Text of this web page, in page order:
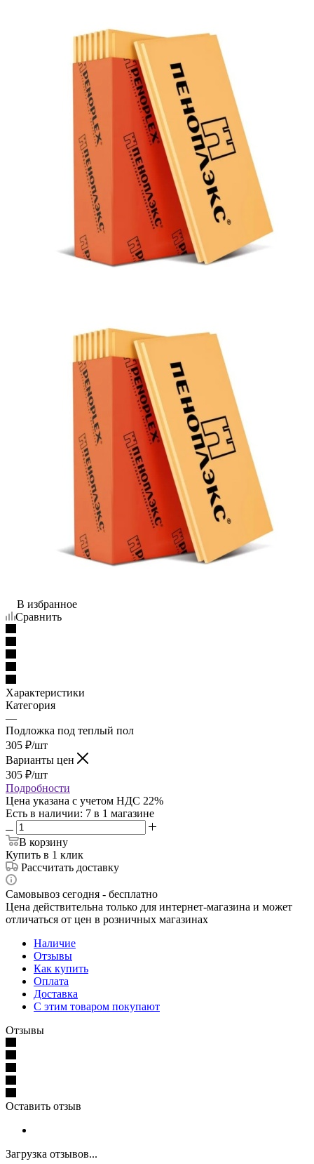
В избранное
Сравнить
Характеристики
Категория
—
Подложка под теплый пол
305 ₽/шт
Варианты цен
305 ₽/шт
Подробности
Цена указана с учетом НДС 22%
Есть в наличии: 7 в 1 магазине
В корзину
Купить в 1 клик
Рассчитать доставку
Самовывоз сегодня - бесплатно
Цена действительна только для интернет-магазина и может
отличаться от цен в розничных магазинах
Наличие
Отзывы
Как купить
Оплата
Доставка
С этим товаром покупают
Отзывы
Оставить отзыв
Загрузка отзывов...